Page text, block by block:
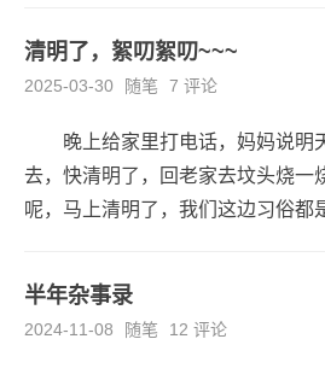
翼翼的，生...
清明了，絮叨絮叨~~~
2025-03-30 随笔 7 评论
晚上给家里打电话，妈妈说明
去，快清明了，回老家去坟头烧一
呢，马上清明了，我们这边习俗都
以后，一年过了几个难...
半年杂事录
2024-11-08 随笔 12 评论